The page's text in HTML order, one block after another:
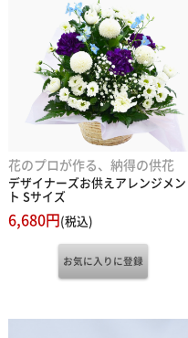
花のプロが作る、納得の供花
デザイナーズお供えアレンジメン
ト Sサイズ
6,680円(税込)